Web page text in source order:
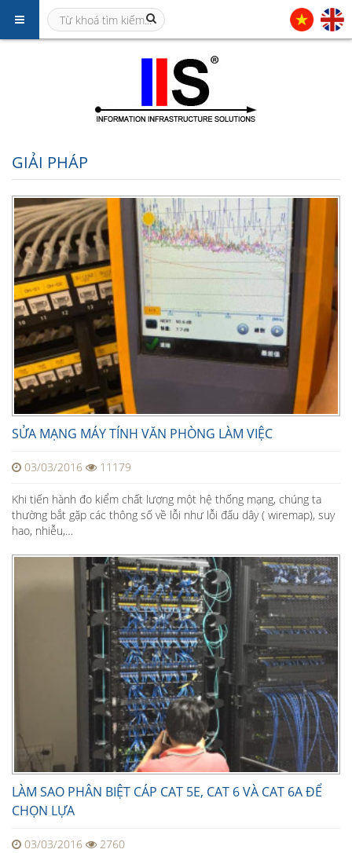
GIẢI PHÁP
SỬA MẠNG MÁY TÍNH VĂN PHÒNG LÀM VIỆC
03/03/2016 11179
Khi tiến hành đo kiểm chất lượng một hệ thống mạng, chúng ta
thường bắt gặp các thông số về lỗi như lỗi đấu dây ( wiremap), suy
hao, nhiễu,…
LÀM SAO PHÂN BIỆT CÁP CAT 5E, CAT 6 VÀ CAT 6A ĐỂ
CHỌN LỰA
03/03/2016 2760